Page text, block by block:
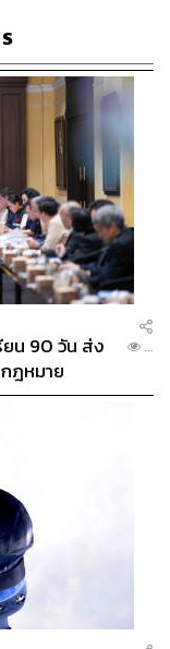
Bateman
Nike
ใหลในทุกศาสตร์และ
ปุ่น
ยน 90 วัน ส่ง
ฎหมาย
...